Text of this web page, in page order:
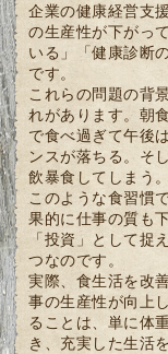
企業の健康経営支
の生産性が下がっ
いる」「健康診断
です。
これらの問題の背
れがあります。朝
で食べ過ぎて午後
ンスが落ちる。そ
飲暴食してしまう。
このような食習慣
果的に仕事の質も
「投資」として捉
つなのです。
実際、食生活を改
事の生産性が向上
ることは、単に体
き、充実した生活